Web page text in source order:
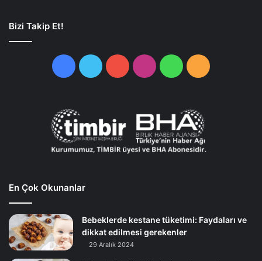
Bizi Takip Et!
FacebookTwitterYouTubeInstagramWhatsApp
RSS
En Çok Okunanlar
Bebeklerde kestane tüketimi: Faydaları ve
dikkat edilmesi gerekenler
29 Aralık 2024